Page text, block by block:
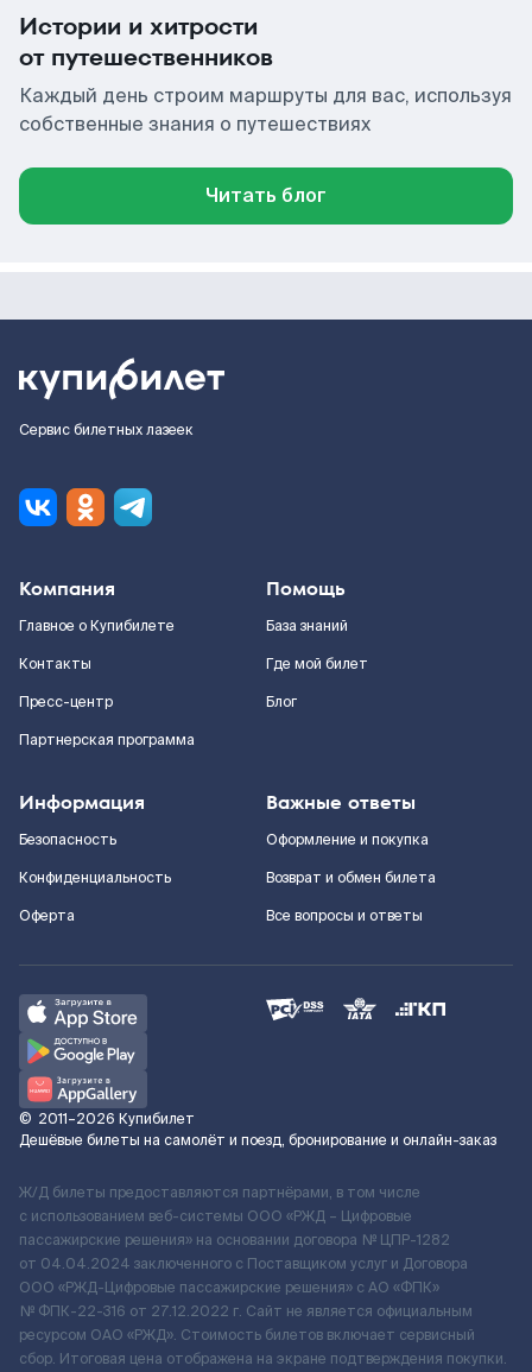
Истории и хитрости
от путешественников
Каждый день строим маршруты для вас, используя
собственные знания о путешествиях
Читать блог
Сервис билетных лазеек
Компания
Главное о Купибилете
Контакты
Пресс-центр
Партнерская программа
Помощь
База знаний
Где мой билет
Блог
Информация
Безопасность
Конфиденциальность
Оферта
Важные ответы
Оформление и покупка
Возврат и обмен билета
Все вопросы и ответы
© 2011–2026 Купибилет
Дешёвые билеты на самолёт и поезд, бронирование и онлайн-заказ
Ж/Д билеты предоставляются партнёрами, в том числе
с использованием веб-системы ООО «РЖД – Цифровые
пассажирские решения» на основании договора № ЦПР-1282
от 04.04.2024 заключенного с Поставщиком услуг и Договора
ООО «РЖД-Цифровые пассажирские решения» c АО «ФПК»
№ ФПК-22-316 от 27.12.2022 г. Сайт не является официальным
ресурсом ОАО «РЖД». Стоимость билетов включает сервисный
сбор. Итоговая цена отображена на экране подтверждения покупки.